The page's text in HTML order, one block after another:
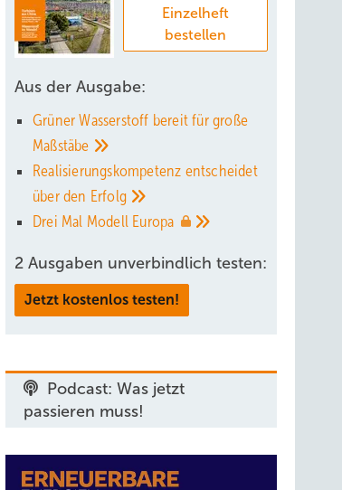
Einzelheft
bestellen
Aus der Ausgabe:
Grüner Wasserstoff bereit für große
Maßstäbe
Realisierungskompetenz entscheidet
über den Erfolg
Drei Mal Modell Europa
2 Ausgaben unverbindlich testen:
Jetzt kostenlos testen!
Podcast: Was jetzt
passieren muss!